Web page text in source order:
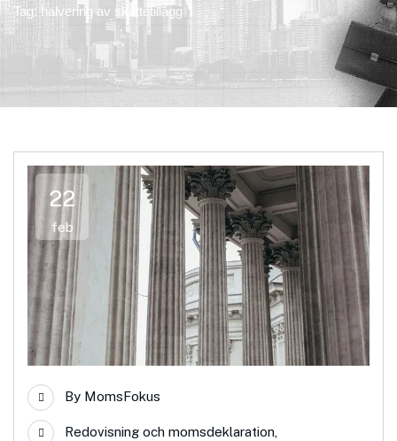
Tag: halvering av skattetillägg
22
feb
By MomsFokus
Redovisning och momsdeklaration,